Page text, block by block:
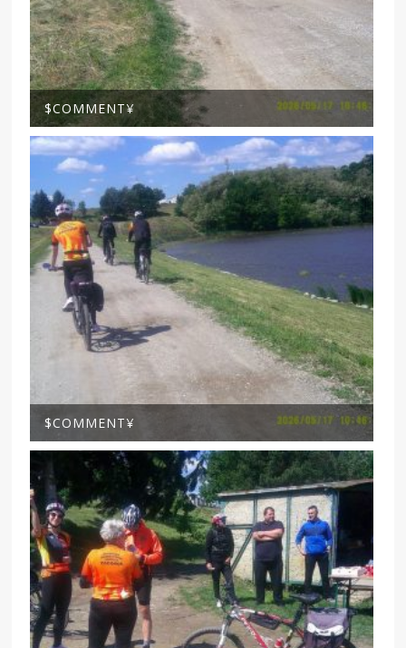
$COMMENT¥
$COMMENT¥